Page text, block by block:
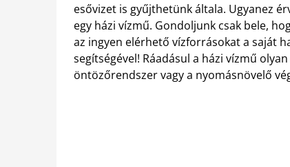
esővizet is gyűjthetünk általa. Ugyanez
egy házi vízmű. Gondoljunk csak bele,
az ingyen elérhető vízforrásokat a saját
segítségével! Ráadásul a házi vízmű
öntözőrendszer vagy a nyomásnövelő